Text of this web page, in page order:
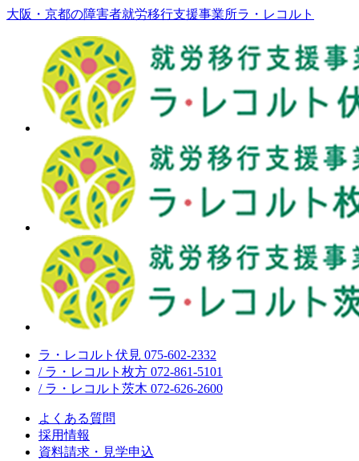
大阪・京都の障害者就労移行支援事業所ラ・レコルト
ラ・レコルト伏見 075-602-2332
/ ラ・レコルト枚方 072-861-5101
/ ラ・レコルト茨木 072-626-2600
よくある質問
採用情報
資料請求・見学申込